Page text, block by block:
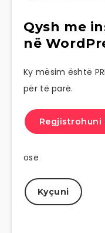
Qysh me
në
Ky mësim është
për të parë.
Regjistrohuni
ose
Kyçuni